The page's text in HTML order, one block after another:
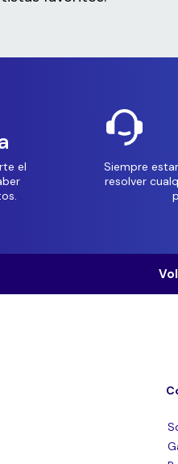
el
Siempre
resolver